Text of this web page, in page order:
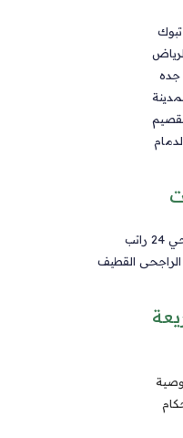
القطيف